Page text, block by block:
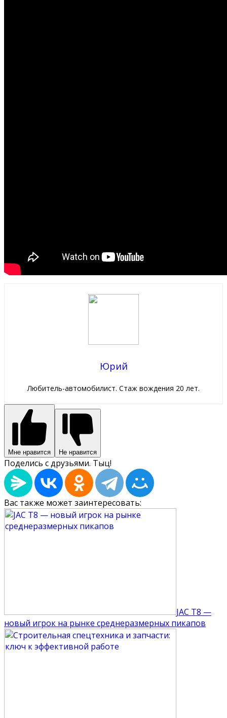
Юрий
Любитель-автомобилист. Стаж вождения 20 лет.
Мне нравится Не нравится
Поделись с друзьями. Тыц!
Вас также может заинтересовать:
JAC T8 —
новый игрок на рынке среднеразмерных пикапов